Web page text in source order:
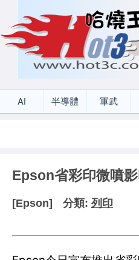
AI 半導體 軍武
Epson省彩印微噴
[Epson] 分類: 列印